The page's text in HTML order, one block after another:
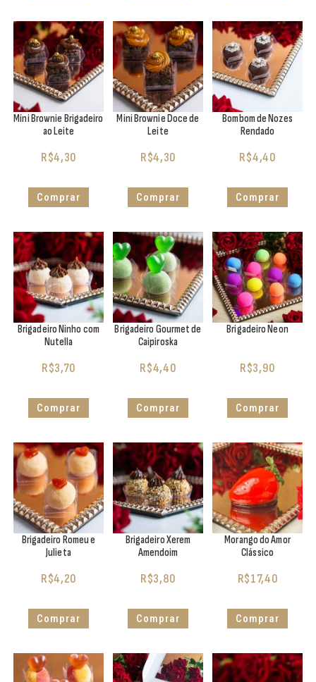
Mini Brownie Brigadeiro
ao Leite
R$4,30
Comprar
Mini Brownie Doce de
Leite
R$4,30
Comprar
Bombom de Nozes
Rendado
R$4,40
Comprar
Brigadeiro Ninho com
Nutella
R$3,70
Comprar
Brigadeiro Gourmet de
Caipiroska
R$4,40
Comprar
Brigadeiro Neon
R$3,90
Comprar
Brigadeiro Romeu e
Julieta
R$4,20
Comprar
Brigadeiro Xerem
Amendoim
R$3,80
Comprar
Morango do Amor
Clássico
R$17,40
Comprar